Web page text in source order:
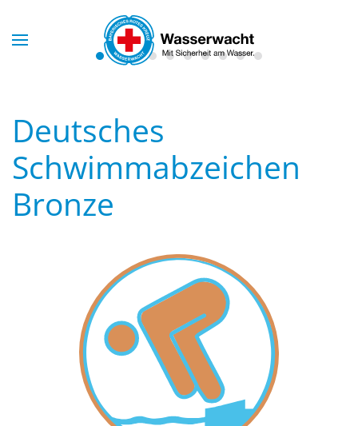
Skip to main content
Deutsches
Schwimmabzeichen
Bronze